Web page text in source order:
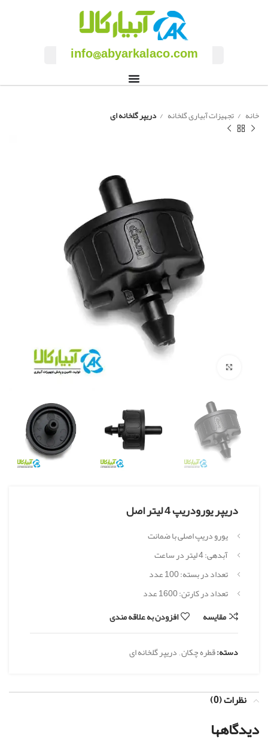
info@abyarkalaco.com
خانه تجهیزات آبیاری گلخانه دریپر گلخانه ای
دریپر یورودریپ 4 لیتر اصل
یورو دریپ اصلی با ضمانت
آبدهی: 4 لیتر در ساعت
تعداد در بسته: 100 عدد
تعداد در کارتن: 1600 عدد
مقایسه
افزودن به علاقه مندی
دسته:قطره چکان,دریپر گلخانه ای
نظرات (0)
دیدگاهها